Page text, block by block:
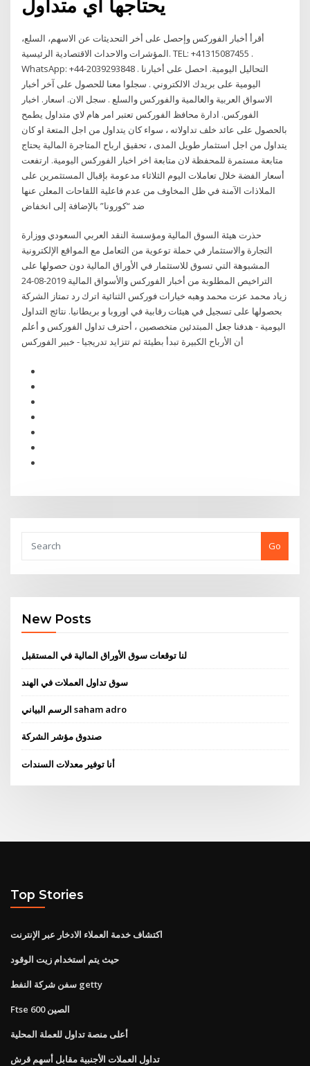
يحتاجها اي متداول
أقرأ أخبار الفوركس وإحصل على أخر التحديثات عن الاسهم، السلع،
المؤشرات والاحداث الاقتصادية الرئيسية. TEL: +41315087455 .
WhatsApp: +44-2039293848 . التحاليل اليومية. احصل على أخبارنا
اليومية على بريدك الالكتروني . سجلوا معنا للحصول على آخر أخبار
الاسواق العربية والعالمية والفوركس والسلع . سجل الان. اسعار. اخبار
الفوركس. ادارة محافظ الفوركس تعتبر امر هام لاي متداول يطمح
بالحصول على عائد خلف تداولاته ، سواء كان يتداول من اجل المتعة او كان
يتداول من اجل استثمار طويل المدى ، تحقيق ارباح المتاجرة المالية يحتاج
متابعة مستمرة للمحفظة لان متابعة اخر اخبار الفوركس اليومية. ارتفعت
أسعار الفضة خلال تعاملات اليوم الثلاثاء مدعومة بإقبال المستثمرين على
الملاذات الآمنة في ظل المخاوف من عدم فاعلية اللقاحات المعلن عنها
ضد “كورونا” بالإضافة إلى انخفاض
حذرت هيئة السوق المالية ومؤسسة النقد العربي السعودي ووزارة
التجارة والاستثمار في حملة توعوية من التعامل مع المواقع الإلكترونية
المشبوهة التي تسوق للاستثمار في الأوراق المالية دون حصولها على
التراخيص المطلوبة من أخبار الفوركس والأسواق المالية 2019-08-24
زياد محمد عزت محمد وهبه خيارات فوركس الثنائية اترك رد تمتاز الشركة
بحصولها على تسجيل في هيئات رقابية في اوروبا و بريطانيا. نتائج التداول
اليومية - هدفنا جعل المبتدئين متخصصين ، أحترف تداول الفوركس و أعلم
أن الأرباح الكبيرة تبدأ بطيئة ثم تتزايد تدريجيا - خبير الفوركس
Go
New Posts
لنا توقعات سوق الأوراق المالية في المستقبل
سوق تداول العملات في الهند
الرسم البياني saham adro
صندوق مؤشر الشركة
أنا توفير معدلات السندات
Top Stories
اكتشاف خدمة العملاء الادخار عبر الإنترنت
حيث يتم استخدام زيت الوقود
سفن شركة النفط getty
Ftse الصين 600
أعلى منصة تداول للعملة المحلية
تداول العملات الأجنبية مقابل أسهم قرش